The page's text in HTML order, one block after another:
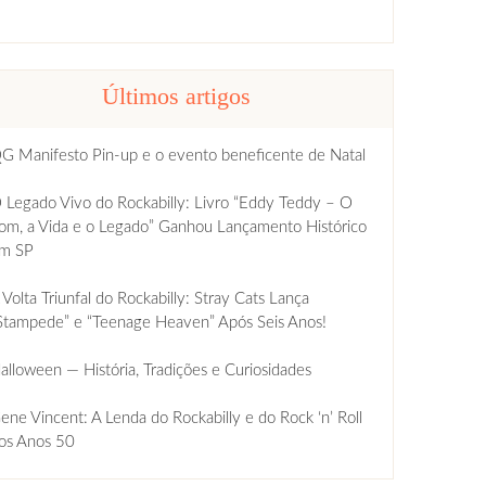
Últimos artigos
Manifesto Pin-up e o evento beneficente de Natal
Legado Vivo do Rockabilly: Livro “Eddy Teddy – O
a Vida e o Legado” Ganhou Lançamento Histórico
SP
Volta Triunfal do Rockabilly: Stray Cats Lança
e “Teenage Heaven” Após Seis Anos!
— História, Tradições e Curiosidades
Vincent: A Lenda do Rockabilly e do Rock ‘n’ Roll
Anos 50